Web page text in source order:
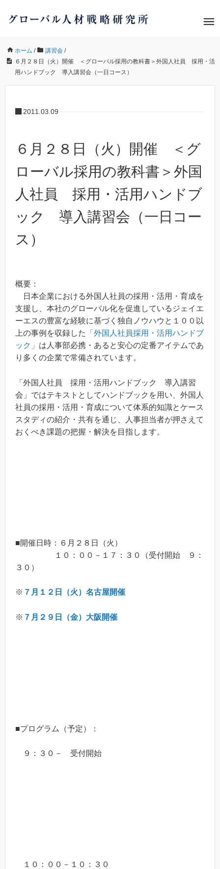
ホーム / 講習会 /
６月２８日（火）開催 ＜グローバル採用の教科書＞外国人社員 採用・活
用ハンドブック 導入講習会（一日コース）
2011.03.09
６月２８日（火）開催 ＜グ
ローバル採用の教科書＞外国
人社員 採用・活用ハンドブ
ック 導入講習会（一日コー
ス）
概要：
日本企業における外国人社員の採用・活用・育成を
支援し、本社のグローバル化を促進しているジェイエ
ーエスの豊富な経験に基づく独自ノウハウと１００以
上の事例を収録した
「外国人社員採用・活用ハンドブ
ック」 は人事部必携・あると安心の定番アイテムであ
り多くの企業で常備されています。
「外国人社員 採用・活用ハンドブック 導入講習
会」ではテキストとしてハンドブックを用い、外国人
社員の採用・活用・育成について体系的知識とケース
スタディの紹介・共有を通じ、人事担当者が押さえて
おくべき課題の把握・解決を目指します。
■開催日時：６月２８日（火）
１０：００－１７：３０（受付開始 ９：
３０）
※ ７月１２日（火）名古屋開催
※ ７月２９日（金）大阪開催
■プログラム（予定）：
９：３０－ 受付開始
１０：００－１０：３０